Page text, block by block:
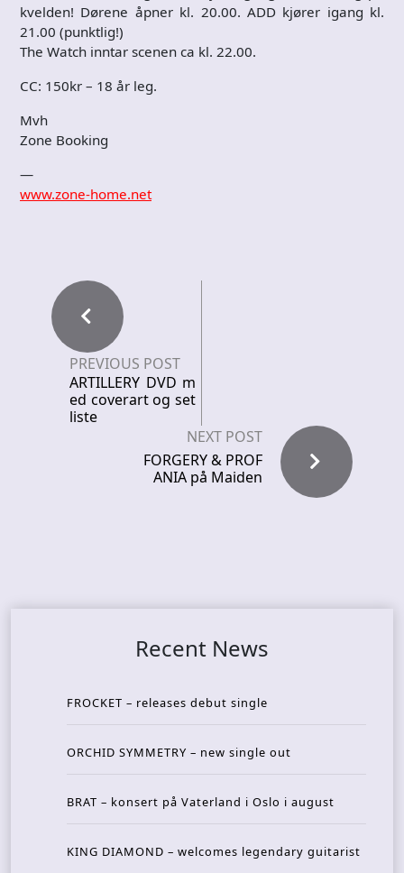
kvelden! Dørene åpner kl. 20.00. ADD kjører igang kl.
21.00 (punktlig!)
The Watch inntar scenen ca kl. 22.00.
CC: 150kr – 18 år leg.
Mvh
Zone Booking
—
www.zone-home.net
PREVIOUS POST
ARTILLERY DVD m
ed coverart og set
liste
NEXT POST
FORGERY & PROF
ANIA på Maiden
Recent News
FROCKET – releases debut single
ORCHID SYMMETRY – new single out
BRAT – konsert på Vaterland i Oslo i august
KING DIAMOND – welcomes legendary guitarist